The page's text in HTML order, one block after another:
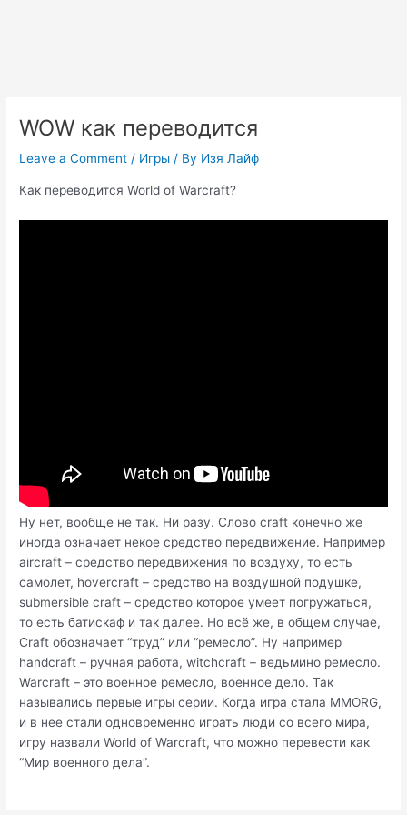
WOW как переводится
Leave a Comment / Игры / By Изя Лайф
Как переводится World of Warcraft?
Ну нет, вообще не так. Ни разу. Слово craft конечно же
иногда означает некое средство передвижение. Например
aircraft – средство передвижения по воздуху, то есть
самолет, hovercraft – средство на воздушной подушке,
submersible craft – средство которое умеет погружаться,
то есть батискаф и так далее. Но всё же, в общем случае,
Craft обозначает “труд” или “ремесло”. Ну например
handcraft – ручная работа, witchcraft – ведьмино ремесло.
Warcraft – это военное ремесло, военное дело. Так
назывались первые игры серии. Когда игра стала MMORG,
и в нее стали одновременно играть люди со всего мира,
игру назвали World of Warcraft, что можно перевести как
“Мир военного дела”.